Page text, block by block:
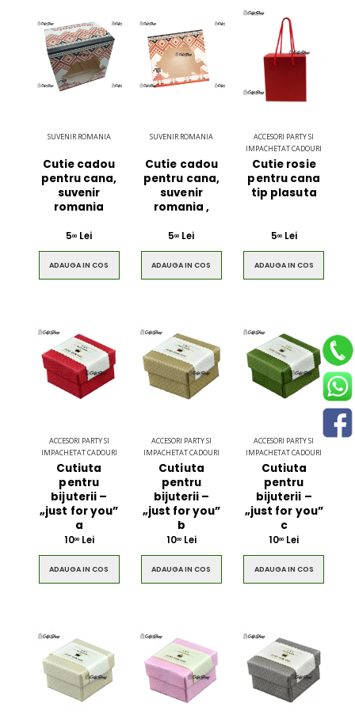
SUVENIR ROMANIA
Cutie cadou
pentru cana,
suvenir
romania
500 Lei
ADAUGA IN COS
SUVENIR ROMANIA
Cutie cadou
pentru cana,
suvenir
romania ,
500 Lei
ADAUGA IN COS
ACCESORI PARTY SI
IMPACHETAT CADOURI
Cutie rosie
pentru cana
tip plasuta
500Lei
ADAUGA IN COS
ACCESORI PARTY SI
IMPACHETAT CADOURI
Cutiuta
pentru
bijuterii –
„just for you”
a
1000Lei
ADAUGA IN COS
ACCESORI PARTY SI
IMPACHETAT CADOURI
Cutiuta
pentru
bijuterii –
„just for you”
b
1000Lei
ADAUGA IN COS
ACCESORI PARTY SI
IMPACHETAT CADOURI
Cutiuta
pentru
bijuterii –
„just for you”
c
1000 Lei
ADAUGA IN COS
$49.00 $49.00